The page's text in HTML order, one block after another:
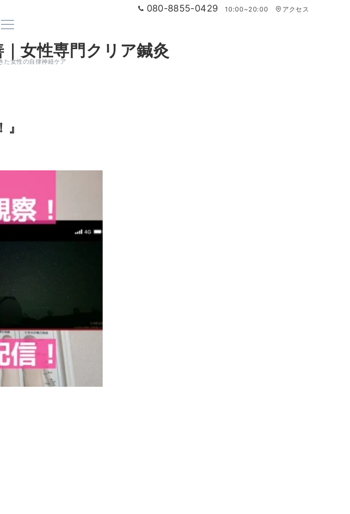
080-8855-0429 10:00~20:00 アクセス
女性専門クリア鍼灸
た女性の自律神経ケア